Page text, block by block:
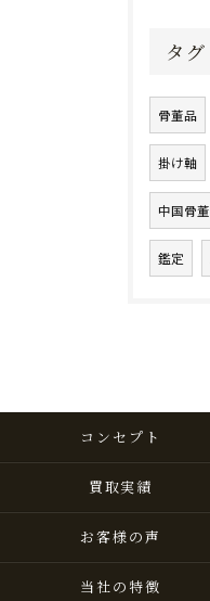
タグ
骨董品
掛け軸
中国骨董
鑑定
コンセプト
買取実績
お客様の声
当社の特徴